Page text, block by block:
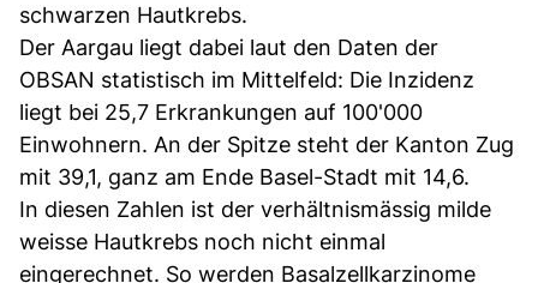
schwarzen Hautkrebs.
Der Aargau liegt dabei laut den Daten der
OBSAN statistisch im Mittelfeld: Die Inzidenz
liegt bei 25,7 Erkrankungen auf 100'000
Einwohnern. An der Spitze steht der Kanton Zug
mit 39,1, ganz am Ende Basel-Stadt mit 14,6.
In diesen Zahlen ist der verhältnismässig milde
weisse Hautkrebs noch nicht einmal
eingerechnet. So werden Basalzellkarzinome